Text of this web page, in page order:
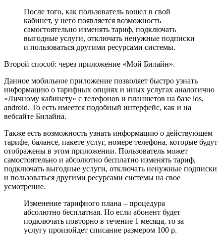
После того, как пользователь вошел в свой
кабинет, у него появляется возможность
самостоятельно изменять тариф, подключать
выгодные услуги, отключать ненужные подписки
и пользоваться другими ресурсами системы.
Второй способ: через приложение «Мой Билайн».
Данное мобильное приложение позволяет быстро узнать
информацию о тарифных опциях и иных услугах аналогично
«Личному кабинету» с телефонов и планшетов на базе ios,
android. То есть имеется подобный интерфейс, как и на
вебсайте Билайна.
Также есть возможность узнать информацию о действующем
тарифе, балансе, пакете услуг, номере телефона, которые будут
отображены в этом приложении. Пользователь может
самостоятельно и абсолютно бесплатно изменять тариф,
подключать выгодные услуги, отключать ненужные подписки
и пользоваться другими ресурсами системы на свое
усмотрение.
Изменение тарифного плана – процедура
абсолютно бесплатная. Но если абонент будет
подключать повторно в течение 1 месяца, то за
услугу произойдет списание размером 100 р.